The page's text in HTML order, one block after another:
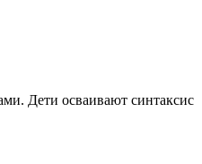
Дети осваивают синтаксис